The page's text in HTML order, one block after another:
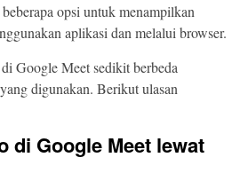
opsi untuk menampilkan
aplikasi dan melalui browser.
Google Meet sedikit berbeda
digunakan. Berikut ulasan
di Google Meet lewat